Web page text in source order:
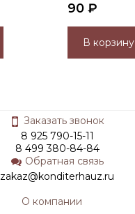
90 ₽
В корзину
Заказать звонок
8 925 790-15-11
8 499 380-84-84
Обратная связь
zakaz@konditerhauz.ru
О компании